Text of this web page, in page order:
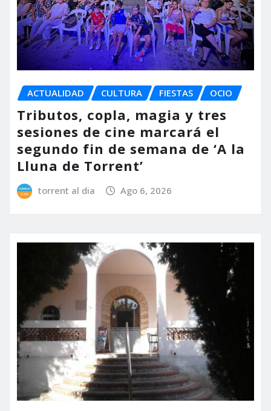
ACTUALIDAD CULTURA FIESTAS OCIO
Tributos, copla, magia y tres
sesiones de cine marcará el
segundo fin de semana de ‘A la
Lluna de Torrent’
torrent al dia Ago 6, 2026